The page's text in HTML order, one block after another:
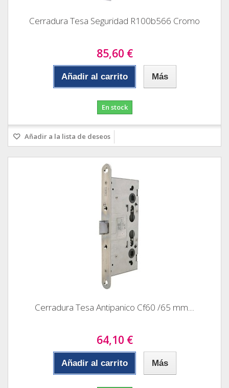
Cerradura Tesa Seguridad R100b566 Cromo
85,60 €
Añadir al carrito Más
En stock
Añadir a la lista de deseos
Cerradura Tesa Antipanico Cf60 /65 mm....
64,10 €
Añadir al carrito Más